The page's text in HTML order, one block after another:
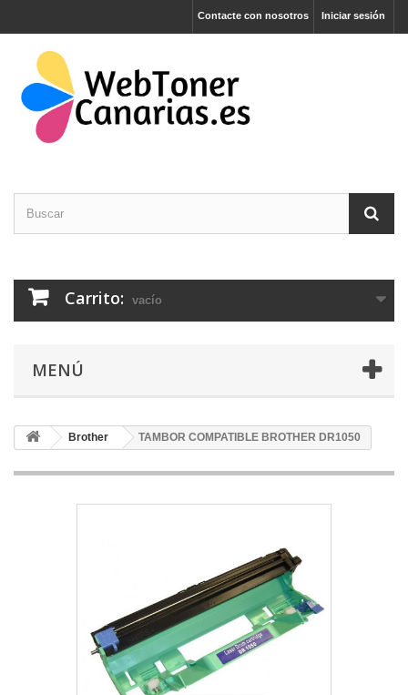
Iniciar sesión
Contacte con nosotros
Carrito: vacío
MENÚ
Brother TAMBOR COMPATIBLE BROTHER DR1050